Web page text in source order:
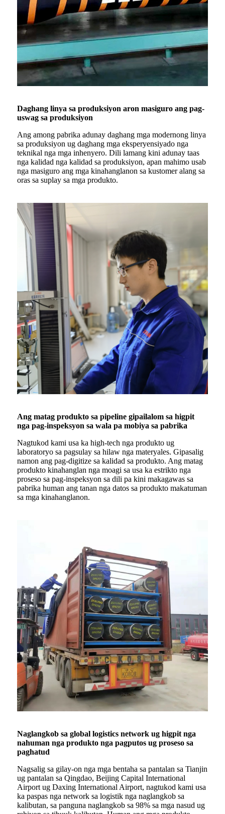
Daghang linya sa produksiyon aron masiguro ang pag-
uswag sa produksiyon
Ang among pabrika adunay daghang mga modernong linya
sa produksiyon ug daghang mga eksperyensiyado nga
teknikal nga mga inhenyero. Dili lamang kini adunay taas
nga kalidad nga kalidad sa produksiyon, apan mahimo usab
nga masiguro ang mga kinahanglanon sa kustomer alang sa
oras sa suplay sa mga produkto.
Ang matag produkto sa pipeline gipailalom sa higpit
nga pag-inspeksyon sa wala pa mobiya sa pabrika
Nagtukod kami usa ka high-tech nga produkto ug
laboratoryo sa pagsulay sa hilaw nga materyales. Gipasalig
namon ang pag-digitize sa kalidad sa produkto. Ang matag
produkto kinahanglan nga moagi sa usa ka estrikto nga
proseso sa pag-inspeksyon sa dili pa kini makagawas sa
pabrika human ang tanan nga datos sa produkto makatuman
sa mga kinahanglanon.
Naglangkob sa global logistics network ug higpit nga
nahuman nga produkto nga pagputos ug proseso sa
paghatud
Nagsalig sa gilay-on nga mga bentaha sa pantalan sa Tianjin
ug pantalan sa Qingdao, Beijing Capital International
Airport ug Daxing International Airport, nagtukod kami usa
ka paspas nga network sa logistik nga naglangkob sa
kalibutan, sa panguna naglangkob sa 98% sa mga nasud ug